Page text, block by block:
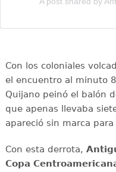
Con los coloniales
el encuentro al minuto
Quijano peinó el balón
que apenas llevaba
apareció sin marca
Con esta derrota,
Copa